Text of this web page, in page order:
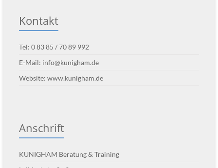
Kontakt
Tel: 0 83 85 / 70 89 992
E-Mail: info@kunigham.de
Website:www.kunigham.de
Anschrift
KUNIGHAM Beratung & Training